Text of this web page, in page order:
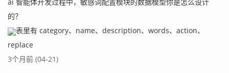
ai 智能体开发过程中，敏感词配置模块的数据模型你是怎么设计
的？
表里有 category、name、description、words、action、
replace
3个月前 (04-21)